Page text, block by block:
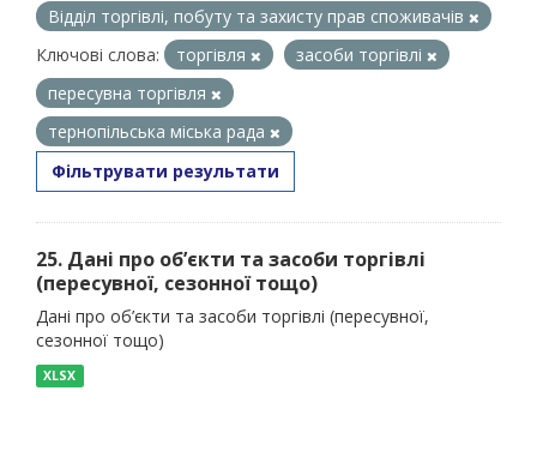
Відділ торгівлі, побуту та захисту прав споживачів
Ключові слова:
торгівля
засоби торгівлі
пересувна торгівля
тернопільська міська рада
Фільтрувати результати
25. Дані про об’єкти та засоби торгівлі
(пересувної, сезонної тощо)
Дані про об’єкти та засоби торгівлі (пересувної,
сезонної тощо)
XLSX